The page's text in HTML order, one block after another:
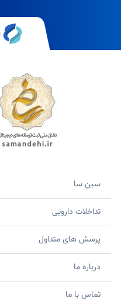
سین سا
تداخلات دارویی
پرسش های متداول
درباره ما
تماس با ما